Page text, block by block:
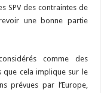
SPV des contraintes de
une bonne partie
comme des
que cela implique sur le
prévues par l’Europe,